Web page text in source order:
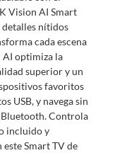
de la Ley 1480 de
de 2024, el término
de cinco (5) días
adicional el
de la entrega; esto es,
el producto para
productos de ciertas
de opinión:
categorías no se
Vision AI Smart
nítidos
cada escena
AI optimiza la
superior y un
favoritos
USB, y navega sin
Controla
incluido y
Smart TV de